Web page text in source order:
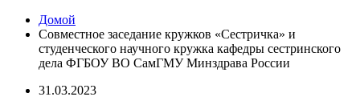
Домой
Совместное заседание кружков «Сестричка» и
студенческого научного кружка кафедры сестринского
дела ФГБОУ ВО СамГМУ Минздрава России
31.03.2023